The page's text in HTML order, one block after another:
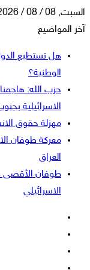
السبت, 08 / 08 / 2026
آخر المواضيع
هل تستطيع
الوطنية؟
حزب الله:
الاسرائيلية
مهزلة حقوق
معركة طوفان
العراق
طوفان الأقصى
الاسرائيلي